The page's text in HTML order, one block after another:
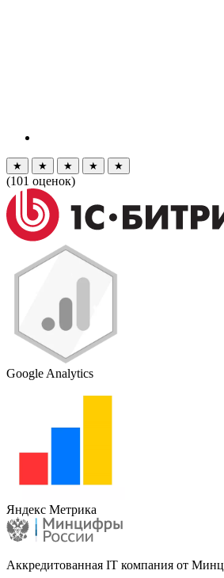
★ ★ ★ ★ ★
(101 оценок)
Google Analytics
Яндекс Метрика
Аккредитованная IT компания от